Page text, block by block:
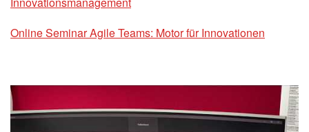
Online Seminar Agile Teams: Motor für Innovationen